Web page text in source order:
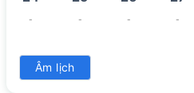
- - - -
31
Âm lịch